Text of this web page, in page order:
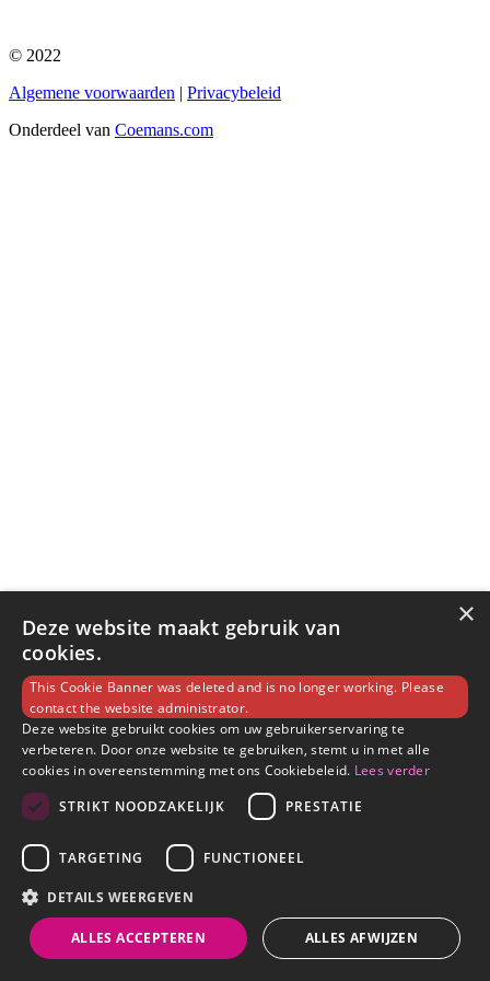
© 2022
Algemene voorwaarden | Privacybeleid
Onderdeel van Coemans.com
×
Deze website maakt gebruik van
cookies.
This Cookie Banner was deleted and is no longer working. Please
contact the website administrator.
Deze website gebruikt cookies om uw gebruikerservaring te
verbeteren. Door onze website te gebruiken, stemt u in met alle
cookies in overeenstemming met ons Cookiebeleid. Lees verder
STRIKT NOODZAKELIJK
PRESTATIE
TARGETING FUNCTIONEEL
DETAILS WEERGEVEN
ALLES ACCEPTEREN ALLES AFWIJZEN